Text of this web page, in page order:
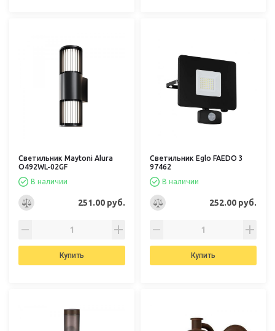
Светильник Maytoni Alura
O492WL-02GF
В наличии
251.00 руб.
Купить
Светильник Eglo FAEDO 3
97462
В наличии
252.00 руб.
Купить